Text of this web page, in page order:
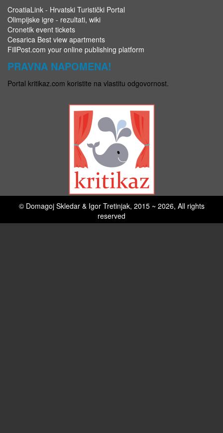
CroatiaLink - Hrvatski Turistički Portal
Olimpijske igre - rezultati, wiki
Cronetik event tickets
Cesarica Best view apartments
FillPost.com your online publishing platform
PRAVNA NAPOMENA!
Portal kritikaz.com koristite na vlastitu odgovornost.
© Domagoj Skledar & Igor Tretinjak, 2015 ~ 2026, All rights
reserved